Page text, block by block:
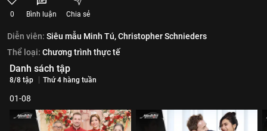
0 Bình luận Chia sẻ
Diễn viên: Siêu mẫu Minh Tú,Christopher Schnieders
Thể loại: Chương trình thực tế
Danh sách tập
8/8 tập Thứ 4 hàng tuần
01-08